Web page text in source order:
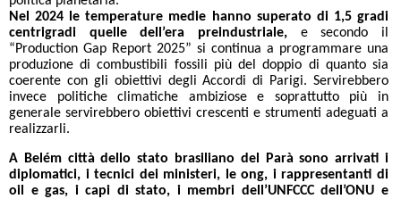
Nel 2024 le temperature medie hanno superato di 1,5 gradi
centrigradi quelle dell’era preindustriale, e secondo il
“Production Gap Report 2025” si continua a programmare una
produzione di combustibili fossili più del doppio di quanto sia
coerente con gli obiettivi degli Accordi di Parigi. Servirebbero
invece politiche climatiche ambiziose e soprattutto più in
generale servirebbero obiettivi crescenti e strumenti adeguati a
realizzarli.
A Belém città dello stato brasiliano del Parà sono arrivati i
diplomatici, i tecnici dei ministeri, le ong, i rappresentanti di
oil e gas, i capi di stato, i membri dell’UNFCCC dell’ONU e